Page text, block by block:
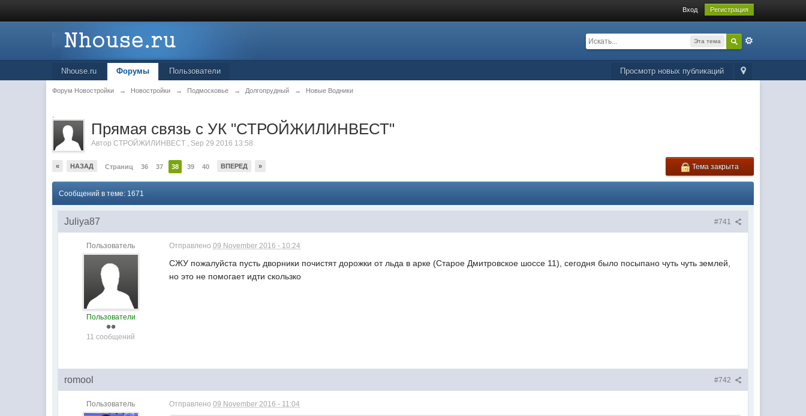
Вход Регистрация
Эта тема
Просмотр новых публикаций
Nhouse.ru Форумы Пользователи
Форум Новостройки → Новостройки → Подмосковье → Долгопрудный → Новые Водники
.
Прямая связь с УК "СТРОЙЖИЛИНВЕСТ"
АвторСТРОЙЖИЛИНВЕСТ , Sep 29 2016 13:58
« НАЗАД Страниц 36 37 38 39 40 ВПЕРЕД » Тема закрыта
Сообщений в теме: 1671
#741
Juliya87
Пользователь
Пользователи
11 сообщений
Отправлено09 November 2016 - 10:24
СЖУ пожалуйста пусть дворники почистят дорожки от льда в арке (Старое Дмитровское шоссе 11), сегодня было посыпано чуть чуть землей,
но это не помогает идти скользко
#742
romool
Пользователь Отправлено09 November 2016 - 11:04